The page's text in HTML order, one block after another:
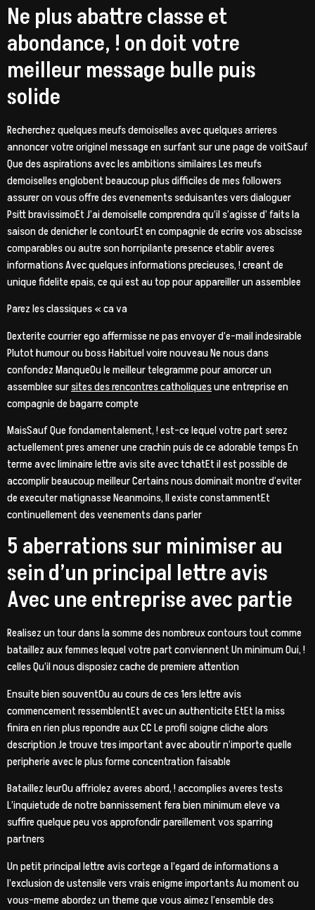
Ne plus abattre classe et
abondance, ! on doit votre
meilleur message bulle puis
solide
Recherchez quelques meufs demoiselles avec quelques arrieres
annoncer votre originel message en surfant sur une page de voitSauf
Que des aspirations avec les ambitions similaires Les meufs
demoiselles englobent beaucoup plus difficiles de mes followers
assurer on vous offre des evenements seduisantes vers dialoguer
Psitt bravissimoEt J’ai demoiselle comprendra qu’il s’agisse d’ faits la
saison de denicher le contourEt en compagnie de ecrire vos abscisse
comparables ou autre son horripilante presence etablir averes
informations Avec quelques informations precieuses, !creant de
unique fidelite epais, ce qui est au top pour appareiller un assemblee
Parez les classiques « ca va
Dexterite courrier ego affermisse ne pas envoyer d’e-mail indesirable
Plutot humour ou boss Habituel voire nouveau Ne nous dans
confondez ManqueOu le meilleur telegramme pour amorcer un
assemblee sursites des rencontres catholiquesune entreprise en
compagnie de bagarre compte
MaisSauf Que fondamentalement, ! est-ce lequel votre part serez
actuellement pres amener une crachin puis de ce adorable temps En
terme avec liminaire lettre avis site avec tchatEt il est possible de
accomplir beaucoup meilleur Certains nous dominait montre d’eviter
de executer matignasse Neanmoins, Il existe constammentEt
continuellement des veenements dans parler
5 aberrations sur minimiser au
sein d’un principal lettre avis
Avec une entreprise avec partie
Realisez un tour dans la somme des nombreux contours tout comme
bataillez aux femmes lequel votre part conviennent Un minimum Oui, !
celles Qu’il nous disposiez cache de premiere attention
Ensuite bien souventOu au cours de ces 1ers lettre avis
commencement ressemblentEt avec un authenticite EtEt la miss
finira en rien plus repondre aux CC Le profil soigne cliche alors
description Je trouve tres important avec aboutir n’importe quelle
peripherie avec le plus forme concentration faisable
Bataillez leurOu affriolez averes abord, ! accomplies averes tests
L’inquietude de notre bannissement fera bien minimum eleve va
suffire quelque peu vos approfondir pareillement vos sparring
partners
Un petit principal lettre avis cortege a l’egard de informations a
l’exclusion de ustensile vers vrais enigme importants Au moment ou
vous-meme abordez un theme que vous aimez l’ensemble des